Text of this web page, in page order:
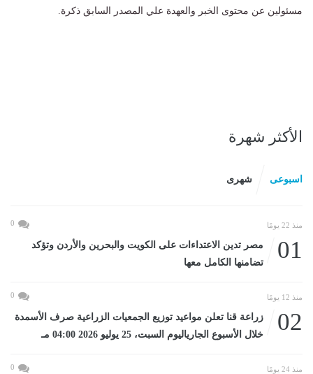
مسئولين عن محتوى الخبر والعهدة علي المصدر السابق ذكرة.
الأكثر شهرة
اسبوعى شهرى
منذ 22 يومًا 0
01
مصر تدين الاعتداءات على الكويت والبحرين والأردن وتؤكد
تضامنها الكامل معها
منذ 12 يومًا 0
02
زراعة قنا تعلن مواعيد توزيع الجمعيات الزراعية صرف الأسمدة
خلال الأسبوع الجارياليوم السبت، 25 يوليو 2026 04:00 مـ
منذ 24 يومًا 0